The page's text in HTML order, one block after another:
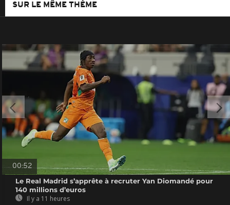
SUR LE MÊME THÈME
00:52
Le Real Madrid s’apprête à recruter Yan Diomandé pour
140 millions d’euros
Il y a 11 heures